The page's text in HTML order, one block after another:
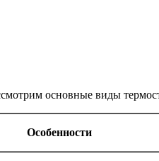
основные виды
Особенности